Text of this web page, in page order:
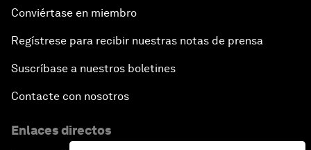
Conviértase en miembro
Regístrese para recibir nuestras notas de prensa
Suscríbase a nuestros boletines
Contacte con nosotros
Enlaces directos